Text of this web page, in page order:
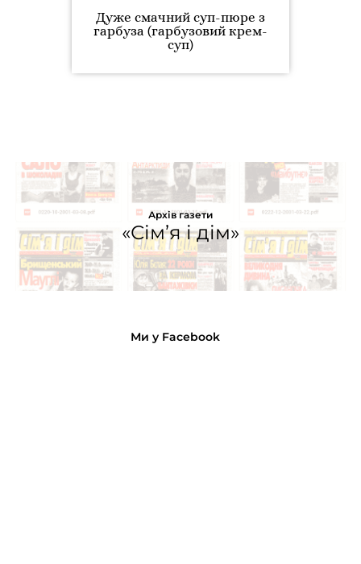
Дуже смачний суп-пюре з
гарбуза (гарбузовий крем-
суп)
Архів газети
«Сім’я і дім»
Ми у Facebook